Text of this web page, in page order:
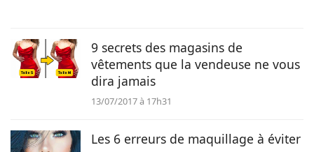
9 secrets des magasins de
vêtements que la vendeuse ne vous
dira jamais
13/07/2017 à 17h31
Les 6 erreurs de maquillage à éviter